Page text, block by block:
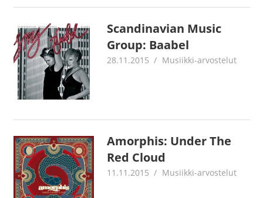
Scandinavian Music
Group: Baabel
28.11.2015 Jouni Hirn
Musiikki-arvostelut
Amorphis: Under The
Red Cloud
11.11.2015 Jouni Hirn
Musiikki-arvostelut